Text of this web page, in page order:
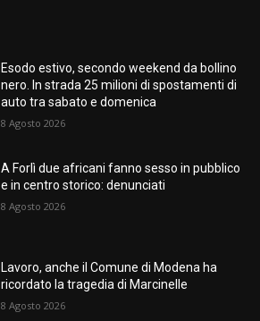
Esodo estivo, secondo weekend da bollino
nero. In strada 25 milioni di spostamenti di
auto tra sabato e domenica
8 Agosto 2026
A Forlì due africani fanno sesso in pubblico
e in centro storico: denunciati
8 Agosto 2026
Lavoro, anche il Comune di Modena ha
ricordato la tragedia di Marcinelle
8 Agosto 2026